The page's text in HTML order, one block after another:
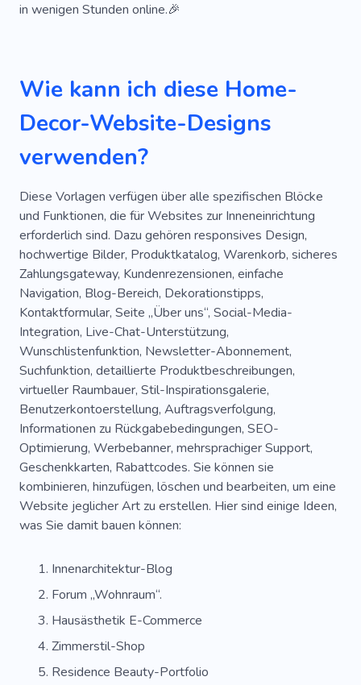
Großartig
Dienstleistungen
Spezialist
Bequemlichkeit
Raum Umbau
Geometrie
Villa
Schlafzimmer
Glas
Holztüren
Wohnung
in wenigen Stunden online.🎉
Wie kann ich diese Home-
Decor-Website-Designs
verwenden?
Diese Vorlagen verfügen über alle spezifischen Blöcke
und Funktionen, die für Websites zur Inneneinrichtung
erforderlich sind. Dazu gehören responsives Design,
hochwertige Bilder, Produktkatalog, Warenkorb, sicheres
Zahlungsgateway, Kundenrezensionen, einfache
Navigation, Blog-Bereich, Dekorationstipps,
Kontaktformular, Seite „Über uns“, Social-Media-
Integration, Live-Chat-Unterstützung,
Wunschlistenfunktion, Newsletter-Abonnement,
Suchfunktion, detaillierte Produktbeschreibungen,
virtueller Raumbauer, Stil-Inspirationsgalerie,
Benutzerkontoerstellung, Auftragsverfolgung,
Informationen zu Rückgabebedingungen, SEO-
Optimierung, Werbebanner, mehrsprachiger Support,
Geschenkkarten, Rabattcodes. Sie können sie
kombinieren, hinzufügen, löschen und bearbeiten, um eine
Website jeglicher Art zu erstellen. Hier sind einige Ideen,
was Sie damit bauen können:
Innenarchitektur-Blog
Forum „Wohnraum“.
Hausästhetik E-Commerce
Zimmerstil-Shop
Residence Beauty-Portfolio